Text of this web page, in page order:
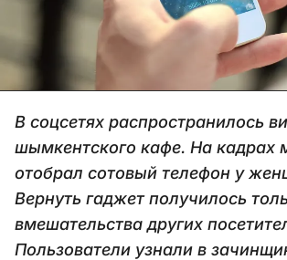
В соцсетях распространилось
шымкентского кафе. На кадрах
отобрал сотовый телефон у
Вернуть гаджет получилось
вмешательства других
Пользователи узнали в